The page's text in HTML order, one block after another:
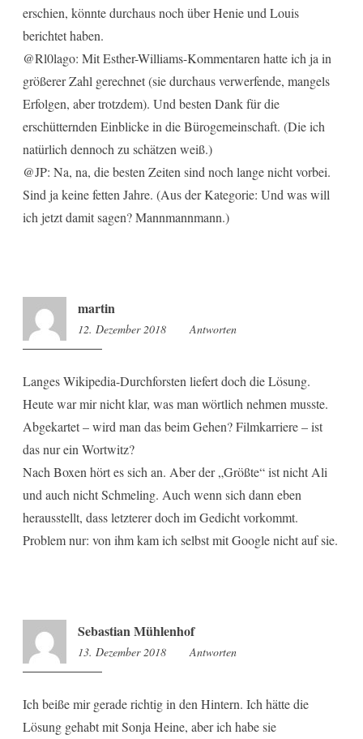
erschien, könnte durchaus noch über Henie und Louis
berichtet haben.
@Rl0lago: Mit Esther-Williams-Kommentaren hatte ich ja in
größerer Zahl gerechnet (sie durchaus verwerfende, mangels
Erfolgen, aber trotzdem). Und besten Dank für die
erschütternden Einblicke in die Bürogemeinschaft. (Die ich
natürlich dennoch zu schätzen weiß.)
@JP: Na, na, die besten Zeiten sind noch lange nicht vorbei.
Sind ja keine fetten Jahre. (Aus der Kategorie: Und was will
ich jetzt damit sagen? Mannmannmann.)
martin
12. Dezember 2018 20:58
Antworten
Langes Wikipedia-Durchforsten liefert doch die Lösung.
Heute war mir nicht klar, was man wörtlich nehmen musste.
Abgekartet – wird man das beim Gehen? Filmkarriere – ist
das nur ein Wortwitz?
Nach Boxen hört es sich an. Aber der „Größte“ ist nicht Ali
und auch nicht Schmeling. Auch wenn sich dann eben
herausstellt, dass letzterer doch im Gedicht vorkommt.
Problem nur: von ihm kam ich selbst mit Google nicht auf sie.
Sebastian Mühlenhof
13. Dezember 2018 8:35
Antworten
Ich beiße mir gerade richtig in den Hintern. Ich hätte die
Lösung gehabt mit Sonja Heine, aber ich habe sie